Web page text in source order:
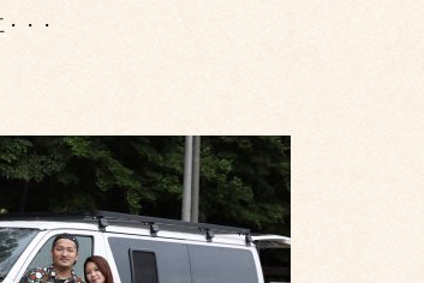
・・